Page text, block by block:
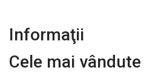
Informaţii
Cele mai vândute